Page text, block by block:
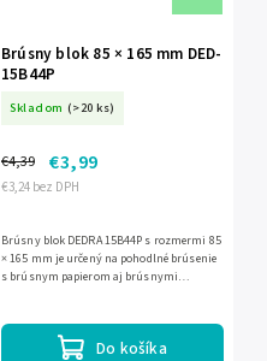
Brúsny blok 85 × 165 mm DED-
15B44P
Skladom (>20 ks)
€3,24 bez DPH
€4,39 €3,99
Do košíka
Brúsny blok DEDRA 15B44P s rozmermi 85
× 165 mm je určený na pohodlné brúsenie
s brúsnym papierom aj brúsnymi